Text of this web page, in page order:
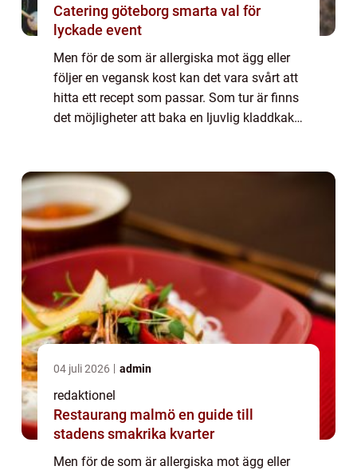
Catering göteborg smarta val för
lyckade event
Men för de som är allergiska mot ägg eller
följer en vegansk kost kan det vara svårt att
hitta ett recept som passar. Som tur är finns
det möjligheter att baka en ljuvlig kladdkaka
04 juli 2026 admin
redaktionel
Restaurang malmö en guide till
stadens smakrika kvarter
Men för de som är allergiska mot ägg eller